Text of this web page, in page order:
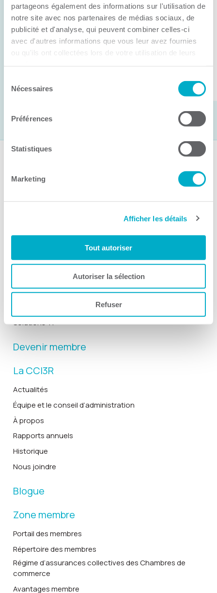
partageons également des informations sur l'utilisation de
notre site avec nos partenaires de médias sociaux, de
publicité et d'analyse, qui peuvent combiner celles-ci
avec d'autres informations que vous leur avez fournies
ou qu'ils ont collectées lors de votre utilisation de leurs
Nécessaires
Préférences
Statistiques
Marketing
Afficher les détails
Tout autoriser
Autoriser la sélection
Refuser
C’est lors de son assemblée générale annuelle
tenue hier que la Chambre de commerce et
d’industries de ...
Toutes les activités
Gusto
Solutions TI
Devenir membre
La CCI3R
Actualités
Équipe et le conseil d’administration
À propos
Rapports annuels
Historique
Nous joindre
Blogue
Zone membre
Portail des membres
Répertoire des membres
Régime d’assurances collectives des Chambres de
commerce
Avantages membre